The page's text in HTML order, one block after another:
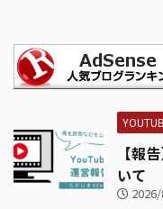
【報
いて